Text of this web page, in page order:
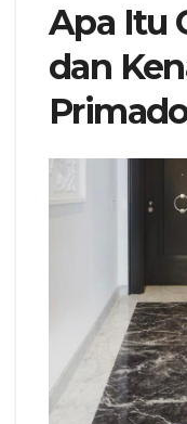
Apa Itu
dan